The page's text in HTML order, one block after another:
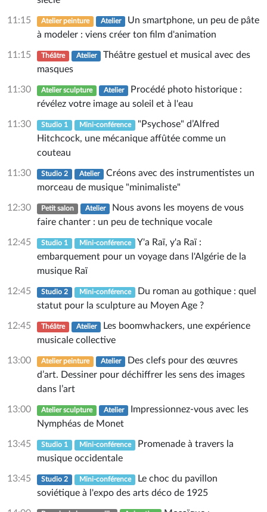
11:15 Atelier peinture Atelier Un smartphone, un peu de pâte
à modeler : viens créer ton film d'animation
11:15 Théâtre Atelier Théâtre gestuel et musical avec des
masques
11:30 Atelier sculpture Atelier Procédé photo historique :
révélez votre image au soleil et à l'eau
11:30 Studio 1 Mini-conférence "Psychose" d’Alfred
Hitchcock, une mécanique affûtée comme un
couteau
11:30 Studio 2 Atelier Créons avec des instrumentistes un
morceau de musique "minimaliste"
12:30 Petit salon Atelier Nous avons les moyens de vous
faire chanter : un peu de technique vocale
12:45 Studio 1 Mini-conférence Y'a Raï, y'a Raï :
embarquement pour un voyage dans l'Algérie de la
musique Raï
12:45 Studio 2 Mini-conférence Du roman au gothique : quel
statut pour la sculpture au Moyen Age ?
12:45 Théâtre Atelier Les boomwhackers, une expérience
musicale collective
13:00 Atelier peinture Atelier Des clefs pour des œuvres
d’art. Dessiner pour déchiffrer les sens des images
dans l’art
13:00 Atelier sculpture Atelier Impressionnez-vous avec les
Nymphéas de Monet
13:45 Studio 1 Mini-conférence Promenade à travers la
musique occidentale
13:45 Studio 2 Mini-conférence Le choc du pavillon
soviétique à l'expo des arts déco de 1925